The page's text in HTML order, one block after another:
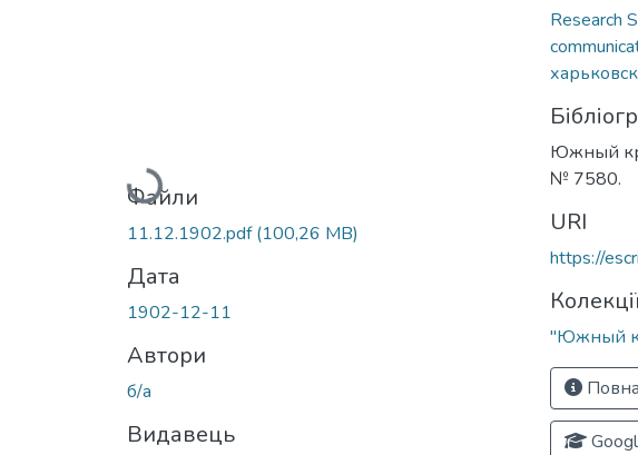
Вантажиться...
Файли
11.12.1902.pdf(100,26 MB)
Дата
1902-12-11
Автори
б/а
Видавець
Research
Южный
№ 7580.
URI
https://
"Южный